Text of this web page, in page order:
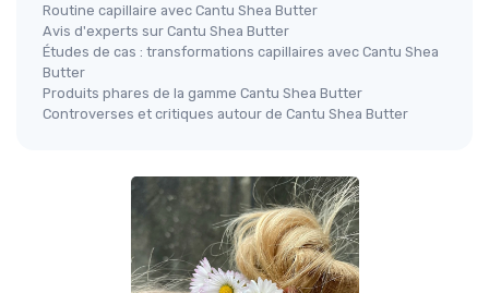
Routine capillaire avec Cantu Shea Butter
Avis d'experts sur Cantu Shea Butter
Études de cas : transformations capillaires avec Cantu Shea
Butter
Produits phares de la gamme Cantu Shea Butter
Controverses et critiques autour de Cantu Shea Butter